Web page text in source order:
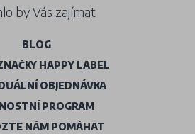
by Vás zajímat
BLOG
HAPPY LABEL
OBJEDNÁVKA
PROGRAM
NÁM POMÁHAT